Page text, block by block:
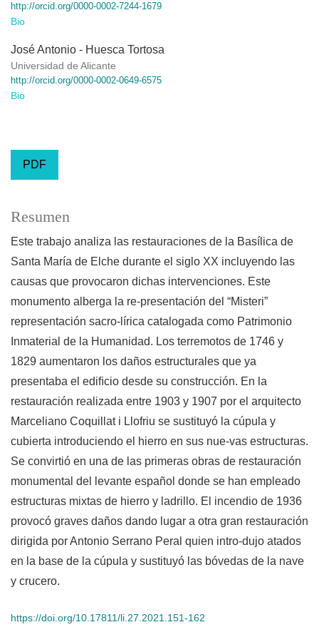
http://orcid.org/0000-0002-7244-1679
Bio
José Antonio - Huesca Tortosa
Universidad de Alicante
http://orcid.org/0000-0002-0649-6575
Bio
PDF
Resumen
Este trabajo analiza las restauraciones de la Basílica de
Santa María de Elche durante el siglo XX incluyendo las
causas que provocaron dichas intervenciones. Este
monumento alberga la re-presentación del “Misteri”
representación sacro-lírica catalogada como Patrimonio
Inmaterial de la Humanidad. Los terremotos de 1746 y
1829 aumentaron los daños estructurales que ya
presentaba el ediﬁcio desde su construcción. En la
restauración realizada entre 1903 y 1907 por el arquitecto
Marceliano Coquillat i Llofriu se sustituyó la cúpula y
cubierta introduciendo el hierro en sus nue-vas estructuras.
Se convirtió en una de las primeras obras de restauración
monumental del levante español donde se han empleado
estructuras mixtas de hierro y ladrillo. El incendio de 1936
provocó graves daños dando lugar a otra gran restauración
dirigida por Antonio Serrano Peral quien intro-dujo atados
en la base de la cúpula y sustituyó las bóvedas de la nave
y crucero.
https://doi.org/10.17811/li.27.2021.151-162